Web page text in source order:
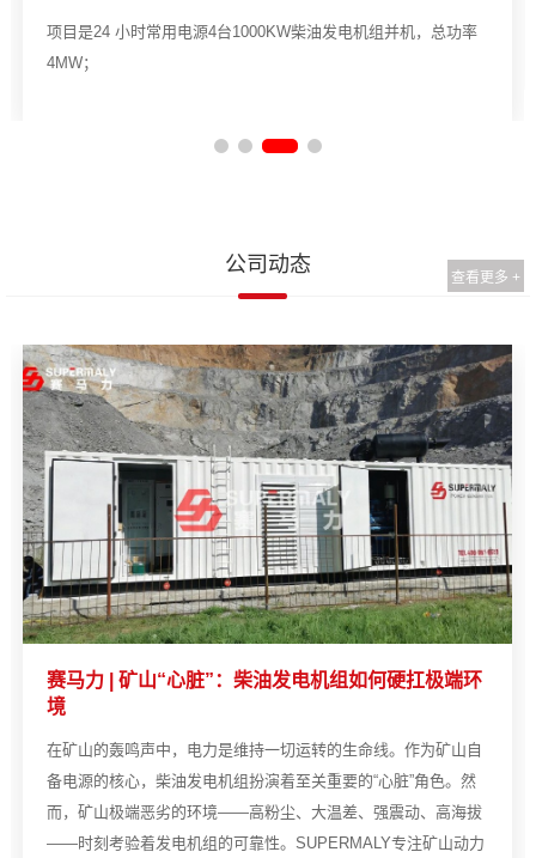
项目是24 小时常用电源4台1000KW柴油发电机组并机，总功率
4MW；
公司动态
查看更多 +
赛马力 | 矿山“心脏”：柴油发电机组如何硬扛极端环
境
在矿山的轰鸣声中，电力是维持一切运转的生命线。作为矿山自
备电源的核心，柴油发电机组扮演着至关重要的“心脏”角色。然
而，矿山极端恶劣的环境——高粉尘、大温差、强震动、高海拔
——时刻考验着发电机组的可靠性。SUPERMALY专注矿山动力